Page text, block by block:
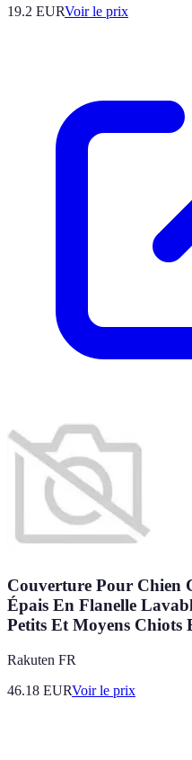
19.2 EURVoir le prix
Couverture Pour Chien
Épais En Flanelle
Petits Et Moyens Chiots
Rakuten FR
46.18 EURVoir le prix